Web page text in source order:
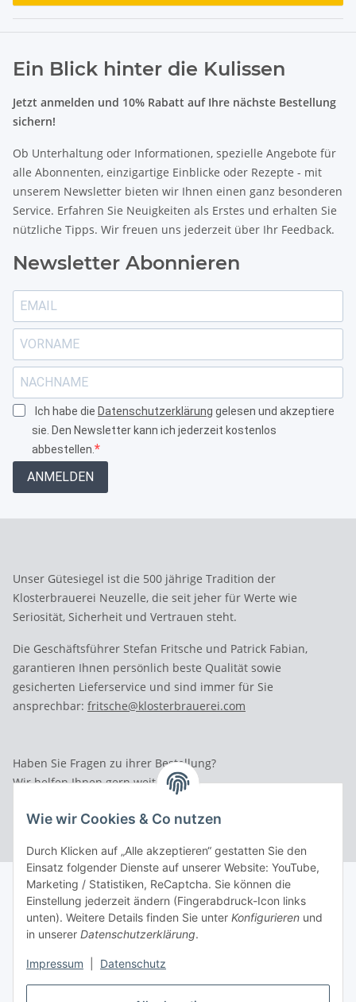
Wie wir Cookies & Co nutzen
Durch Klicken auf „Alle akzeptieren“ gestatten Sie den
Einsatz folgender Dienste auf unserer Website: YouTube,
Marketing / Statistiken, ReCaptcha. Sie können die
Einstellung jederzeit ändern (Fingerabdruck-Icon links
unten). Weitere Details finden Sie unter Konfigurieren und
in unserer Datenschutzerklärung.
Impressum Datenschutz
Ein Blick hinter die Kulissen
Jetzt anmelden und 10% Rabatt auf Ihre nächste Bestellung
sichern!
Ob Unterhaltung oder Informationen, spezielle Angebote für
alle Abonnenten, einzigartige Einblicke oder Rezepte - mit
unserem Newsletter bieten wir Ihnen einen ganz besonderen
Service. Erfahren Sie Neuigkeiten als Erstes und erhalten Sie
nützliche Tipps. Wir freuen uns jederzeit über Ihr Feedback.
Newsletter Abonnieren
Ich habe die Datenschutzerklärung gelesen und akzeptiere
sie. Den Newsletter kann ich jederzeit kostenlos
abbestellen.
ANMELDEN
Unser Gütesiegel ist die 500 jährige Tradition der
Klosterbrauerei Neuzelle, die seit jeher für Werte wie
Seriosität, Sicherheit und Vertrauen steht.
Die Geschäftsführer Stefan Fritsche und Patrick Fabian,
garantieren Ihnen persönlich beste Qualität sowie
gesicherten Lieferservice und sind immer für Sie
ansprechbar: fritsche@klosterbrauerei.com
Haben Sie Fragen zu ihrer Bestellung?
Wir helfen Ihnen gern weiter.
Rufen Sie uns an: Tel.: 03 36 52 - 81023